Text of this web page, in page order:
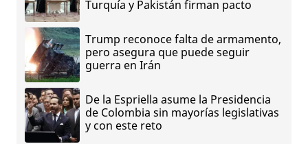
Turquía y Pakistán firman pacto
Trump reconoce falta de armamento,
pero asegura que puede seguir
guerra en Irán
De la Espriella asume la Presidencia
de Colombia sin mayorías legislativas
y con este reto